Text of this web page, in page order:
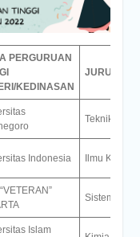
PERGURUAN
KEDINASAN
JURUSAN
Teknik Kimia
Indonesia Ilmu
Sistem
Islam